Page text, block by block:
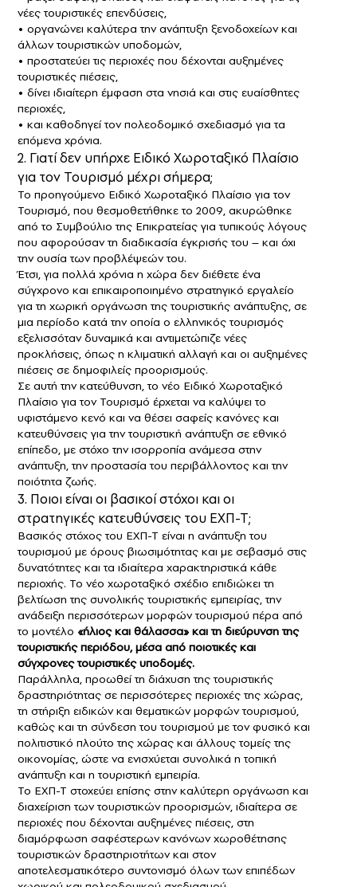
νέες τουριστικές επενδύσεις,
• οργανώνει καλύτερα την ανάπτυξη ξενοδοχείων και
άλλων τουριστικών υποδομών,
• προστατεύει τις περιοχές που δέχονται αυξημένες
τουριστικές πιέσεις,
• δίνει ιδιαίτερη έμφαση στα νησιά και στις ευαίσθητες
περιοχές,
• και καθοδηγεί τον πολεοδομικό σχεδιασμό για τα
επόμενα χρόνια.
2. Γιατί δεν υπήρχε Ειδικό Χωροταξικό Πλαίσιο
για τον Τουρισμό μέχρι σήμερα;
Το προηγούμενο Ειδικό Χωροταξικό Πλαίσιο για τον
Τουρισμό, που θεσμοθετήθηκε το 2009, ακυρώθηκε
από το Συμβούλιο της Επικρατείας για τυπικούς λόγους
που αφορούσαν τη διαδικασία έγκρισής του – και όχι
την ουσία των προβλέψεών του.
Έτσι, για πολλά χρόνια η χώρα δεν διέθετε ένα
σύγχρονο και επικαιροποιημένο στρατηγικό εργαλείο
για τη χωρική οργάνωση της τουριστικής ανάπτυξης, σε
μια περίοδο κατά την οποία ο ελληνικός τουρισμός
εξελισσόταν δυναμικά και αντιμετώπιζε νέες
προκλήσεις, όπως η κλιματική αλλαγή και οι αυξημένες
πιέσεις σε δημοφιλείς προορισμούς.
Σε αυτή την κατεύθυνση, το νέο Ειδικό Χωροταξικό
Πλαίσιο για τον Τουρισμό έρχεται να καλύψει το
υφιστάμενο κενό και να θέσει σαφείς κανόνες και
κατευθύνσεις για την τουριστική ανάπτυξη σε εθνικό
επίπεδο, με στόχο την ισορροπία ανάμεσα στην
ανάπτυξη, την προστασία του περιβάλλοντος και την
ποιότητα ζωής.
3. Ποιοι είναι οι βασικοί στόχοι και οι
στρατηγικές κατευθύνσεις του ΕΧΠ-Τ;
Βασικός στόχος του ΕΧΠ-Τ είναι η ανάπτυξη του
τουρισμού με όρους βιωσιμότητας και με σεβασμό στις
δυνατότητες και τα ιδιαίτερα χαρακτηριστικά κάθε
περιοχής. Το νέο χωροταξικό σχέδιο επιδιώκει τη
βελτίωση της συνολικής τουριστικής εμπειρίας, την
ανάδειξη περισσότερων μορφών τουρισμού πέρα από
το μοντέλο «ήλιος και θάλασσα» και τη διεύρυνση της
τουριστικής περιόδου, μέσα από ποιοτικές και
σύγχρονες τουριστικές υποδομές.
Παράλληλα, προωθεί τη διάχυση της τουριστικής
δραστηριότητας σε περισσότερες περιοχές της χώρας,
τη στήριξη ειδικών και θεματικών μορφών τουρισμού,
καθώς και τη σύνδεση του τουρισμού με τον φυσικό και
πολιτιστικό πλούτο της χώρας και άλλους τομείς της
οικονομίας, ώστε να ενισχύεται συνολικά η τοπική
ανάπτυξη και η τουριστική εμπειρία.
Το ΕΧΠ-Τ στοχεύει επίσης στην καλύτερη οργάνωση και
διαχείριση των τουριστικών προορισμών, ιδιαίτερα σε
περιοχές που δέχονται αυξημένες πιέσεις, στη
διαμόρφωση σαφέστερων κανόνων χωροθέτησης
τουριστικών δραστηριοτήτων και στον
αποτελεσματικότερο συντονισμό όλων των επιπέδων